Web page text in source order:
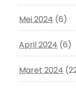
Mei 2024 (6)
April 2024 (6)
Maret 2024